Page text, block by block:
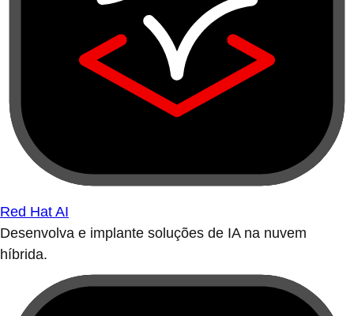
Red Hat AI
Desenvolva e implante soluções de IA na nuvem
híbrida.